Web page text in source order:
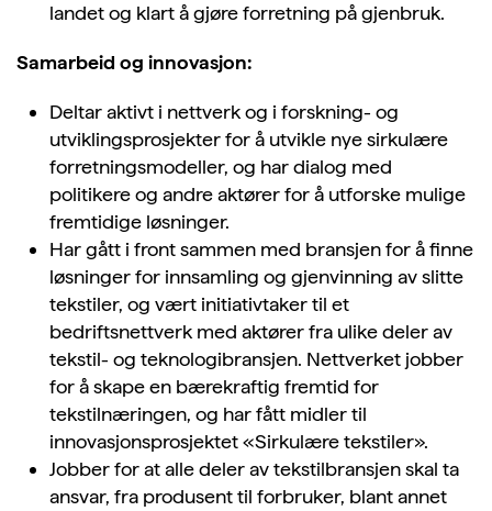
landet og klart å gjøre forretning på gjenbruk.
Samarbeid og innovasjon:
Deltar aktivt i nettverk og i forskning- og
utviklingsprosjekter for å utvikle nye sirkulære
forretningsmodeller, og har dialog med
politikere og andre aktører for å utforske mulige
fremtidige løsninger.
Har gått i front sammen med bransjen for å finne
løsninger for innsamling og gjenvinning av slitte
tekstiler, og vært initiativtaker til et
bedriftsnettverk med aktører fra ulike deler av
tekstil- og teknologibransjen. Nettverket jobber
for å skape en bærekraftig fremtid for
tekstilnæringen, og har fått midler til
innovasjonsprosjektet «Sirkulære tekstiler».
Jobber for at alle deler av tekstilbransjen skal ta
ansvar, fra produsent til forbruker, blant annet